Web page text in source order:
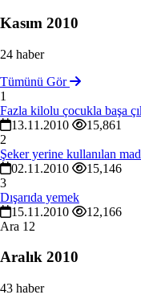
Kasım 2010
24 haber
Tümünü Gör
1
Fazla kilolu çocukla başa
13.11.2010
15,861
2
Şeker yerine kullanılan
02.11.2010
15,146
3
Dışarıda yemek
15.11.2010
12,166
Ara 12
Aralık 2010
43 haber